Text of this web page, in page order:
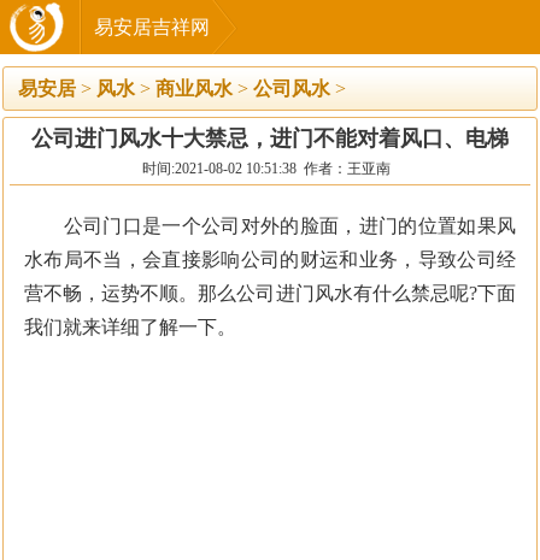
易安居吉祥网
易安居 > 风水 > 商业风水 > 公司风水 >
公司进门风水十大禁忌，进门不能对着风口、电梯
时间:2021-08-02 10:51:38 作者：王亚南
公司门口是一个公司对外的脸面，进门的位置如果风
水布局不当，会直接影响公司的财运和业务，导致公司经
营不畅，运势不顺。那么公司进门风水有什么禁忌呢?下面
我们就来详细了解一下。